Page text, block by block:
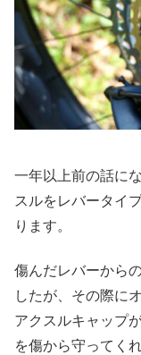
一年以上前の話に
スルをレバータイ
ります。
傷んだレバーから
したが、その際に
アクスルキャップ
を傷から守ってく